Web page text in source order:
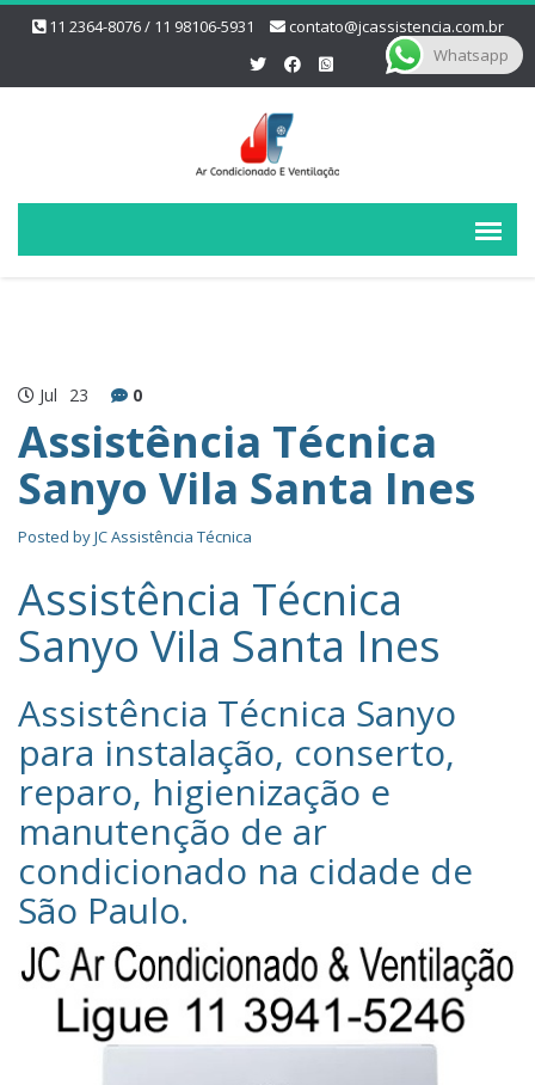
11 2364-8076 / 11 98106-5931 contato@jcassistencia.com.br
Jul 23 0
Assistência Técnica
Sanyo Vila Santa Ines
Posted byJC Assistência Técnica
Assistência Técnica
Sanyo Vila Santa Ines
Assistência Técnica Sanyo‎
para instalação, conserto,
reparo, higienização e
manutenção de ar
condicionado na cidade de
São Paulo.
Whatsapp